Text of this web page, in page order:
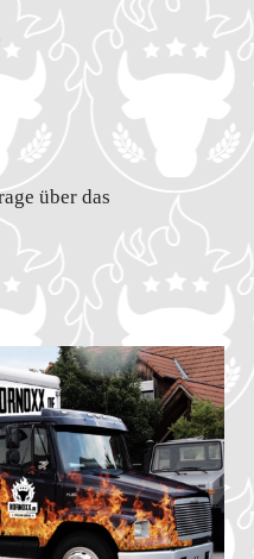
über das